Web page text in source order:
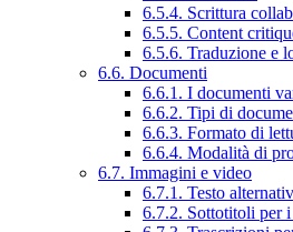
6.5.4. Scrittura
6.5.5. Content
6.5.6. Traduzione e
6.6. Documenti
6.6.1. I documenti
6.6.2. Tipi di
6.6.3. Formato di
6.6.4. Modalità di
6.7. Immagini e video
6.7.1. Testo
6.7.2. Sottotitoli per